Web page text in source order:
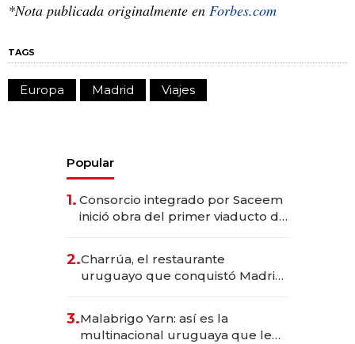
*Nota publicada originalmente en Forbes.com
TAGS
Europa Madrid Viajes
Popular
1. Consorcio integrado por Saceem
inició obra del primer viaducto de
millones
2.Charrúa, el restaurante
uruguayo que conquistó Madrid:
anticipación y prepara apertura
3.Malabrigo Yarn: así es la
multinacional uruguaya que le